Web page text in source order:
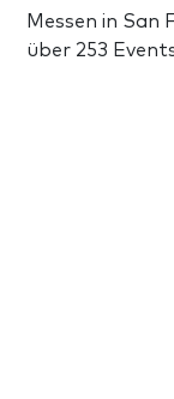
Messen in San
über 253